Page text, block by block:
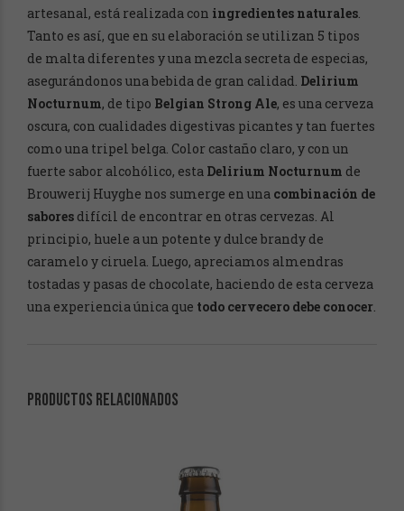
artesanal, está realizada con ingredientes naturales
Tanto es así, que en su elaboración se utilizan 5 tipos
de malta diferentes y una mezcla secreta de especias,
asegurándonos una bebida de gran calidad. Delirium
Nocturnum, de tipo Belgian Strong Ale, es una cerveza
oscura, con cualidades digestivas picantes y tan fuertes
como una tripel belga. Color castaño claro, y con un
fuerte sabor alcohólico, esta Delirium Nocturnum de
Brouwerij Huyghe nos sumerge en una combinación de
sabores difícil de encontrar en otras cervezas. Al
principio, huele a un potente y dulce brandy de
caramelo y ciruela. Luego, apreciamos almendras
tostadas y pasas de chocolate, haciendo de esta cerveza
una experiencia única que todo cervecero debe conocer
PRODUCTOS RELACIONADOS